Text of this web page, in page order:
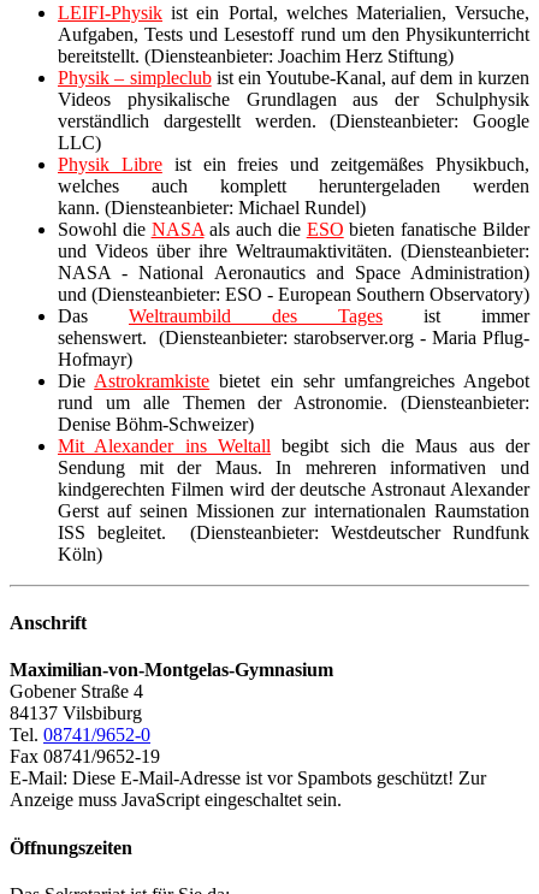
LEIFI-Physik ist ein Portal, welches Materialien, Versuche,
Aufgaben, Tests und Lesestoff rund um den Physikunterricht
bereitstellt. (Diensteanbieter: Joachim Herz Stiftung)
Physik – simpleclubist ein Youtube-Kanal, auf dem in kurzen
Videos physikalische Grundlagen aus der Schulphysik
verständlich dargestellt werden. (Diensteanbieter: Google
LLC)
Physik Libreist ein freies und zeitgemäßes Physikbuch,
welches auch komplett heruntergeladen werden
kann. (Diensteanbieter: Michael Rundel)
Sowohl die NASA als auch die ESO bieten fanatische Bilder
und Videos über ihre Weltraumaktivitäten. (Diensteanbieter:
NASA - National Aeronautics and Space Administration)
und (Diensteanbieter: ESO - European Southern Observatory)
Das Weltraumbild des Tages ist immer
sehenswert. (Diensteanbieter: starobserver.org - Maria Pflug-
Hofmayr)
Die Astrokramkiste bietet ein sehr umfangreiches Angebot
rund um alle Themen der Astronomie. (Diensteanbieter:
Denise Böhm-Schweizer)
Mit Alexander ins Weltall begibt sich die Maus aus der
Sendung mit der Maus. In mehreren informativen und
kindgerechten Filmen wird der deutsche Astronaut Alexander
Gerst auf seinen Missionen zur internationalen Raumstation
ISS begleitet. (Diensteanbieter: Westdeutscher Rundfunk
Köln)
Anschrift
Maximilian-von-Montgelas-Gymnasium
Gobener Straße 4
84137 Vilsbiburg
Tel. 08741/9652-0
Fax 08741/9652-19
E-Mail: Diese E-Mail-Adresse ist vor Spambots geschützt! Zur
Anzeige muss JavaScript eingeschaltet sein.
Öffnungszeiten